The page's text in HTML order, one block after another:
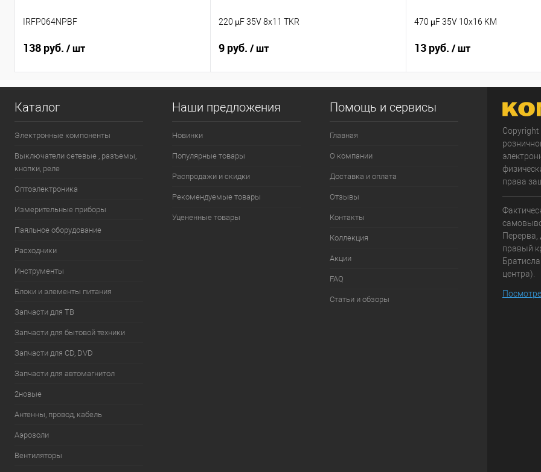
IRFP064NPBF
138 руб. / шт
220 µF 35V 8x11 TKR
9 руб. / шт
470 µF 35V 10x16 KM
13 руб. / шт
Каталог
Электронные компоненты
Выключатели сетевые , разъемы,
кнопки, реле
Оптоэлектроника
Измерительные приборы
Паяльное оборудование
Расходники
Инструменты
Блоки и элементы питания
Запчасти для ТВ
Запчасти для бытовой техники
Запчасти для CD, DVD
Запчасти для автомагнитол
2новые
Антенны, провод, кабель
Аэрозоли
Вентиляторы
Наши предложения
Новинки
Популярные товары
Распродажи и скидки
Рекомендуемые товары
Уцененные товары
Помощь и сервисы
Главная
О компании
Доставка и оплата
Отзывы
Контакты
Коллекция
Акции
FAQ
Статьи и обзоры
права
Перерва,
правый
центра).